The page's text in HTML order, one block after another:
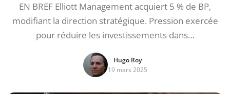
EN BREF Elliott Management acquiert 5 % de BP,
modifiant la direction stratégique. Pression exercée
pour réduire les investissements dans…
Hugo Roy
19 mars 2025